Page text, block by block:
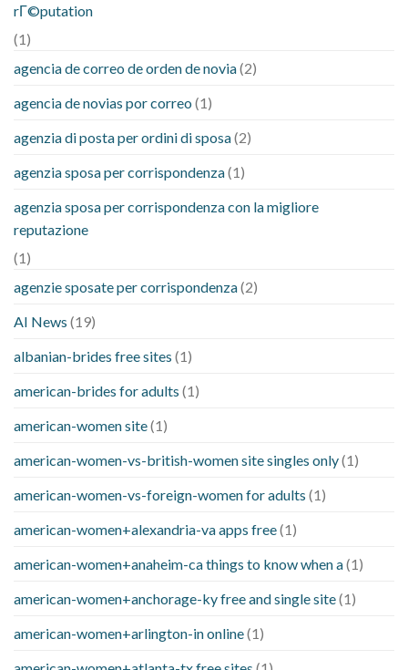
rГ©putation
(1)
agencia de correo de orden de novia(2)
agencia de novias por correo (1)
agenzia di posta per ordini di sposa(2)
agenzia sposa per corrispondenza(1)
agenzia sposa per corrispondenza con la migliore
reputazione
(1)
agenzie sposate per corrispondenza(2)
AI News (19)
albanian-brides free sites (1)
american-brides for adults (1)
american-women site(1)
american-women-vs-british-women site singles only(1)
american-women-vs-foreign-women for adults (1)
american-women+alexandria-va apps free(1)
american-women+anaheim-ca things to know when a(1)
american-women+anchorage-ky free and single site(1)
american-women+arlington-in online(1)